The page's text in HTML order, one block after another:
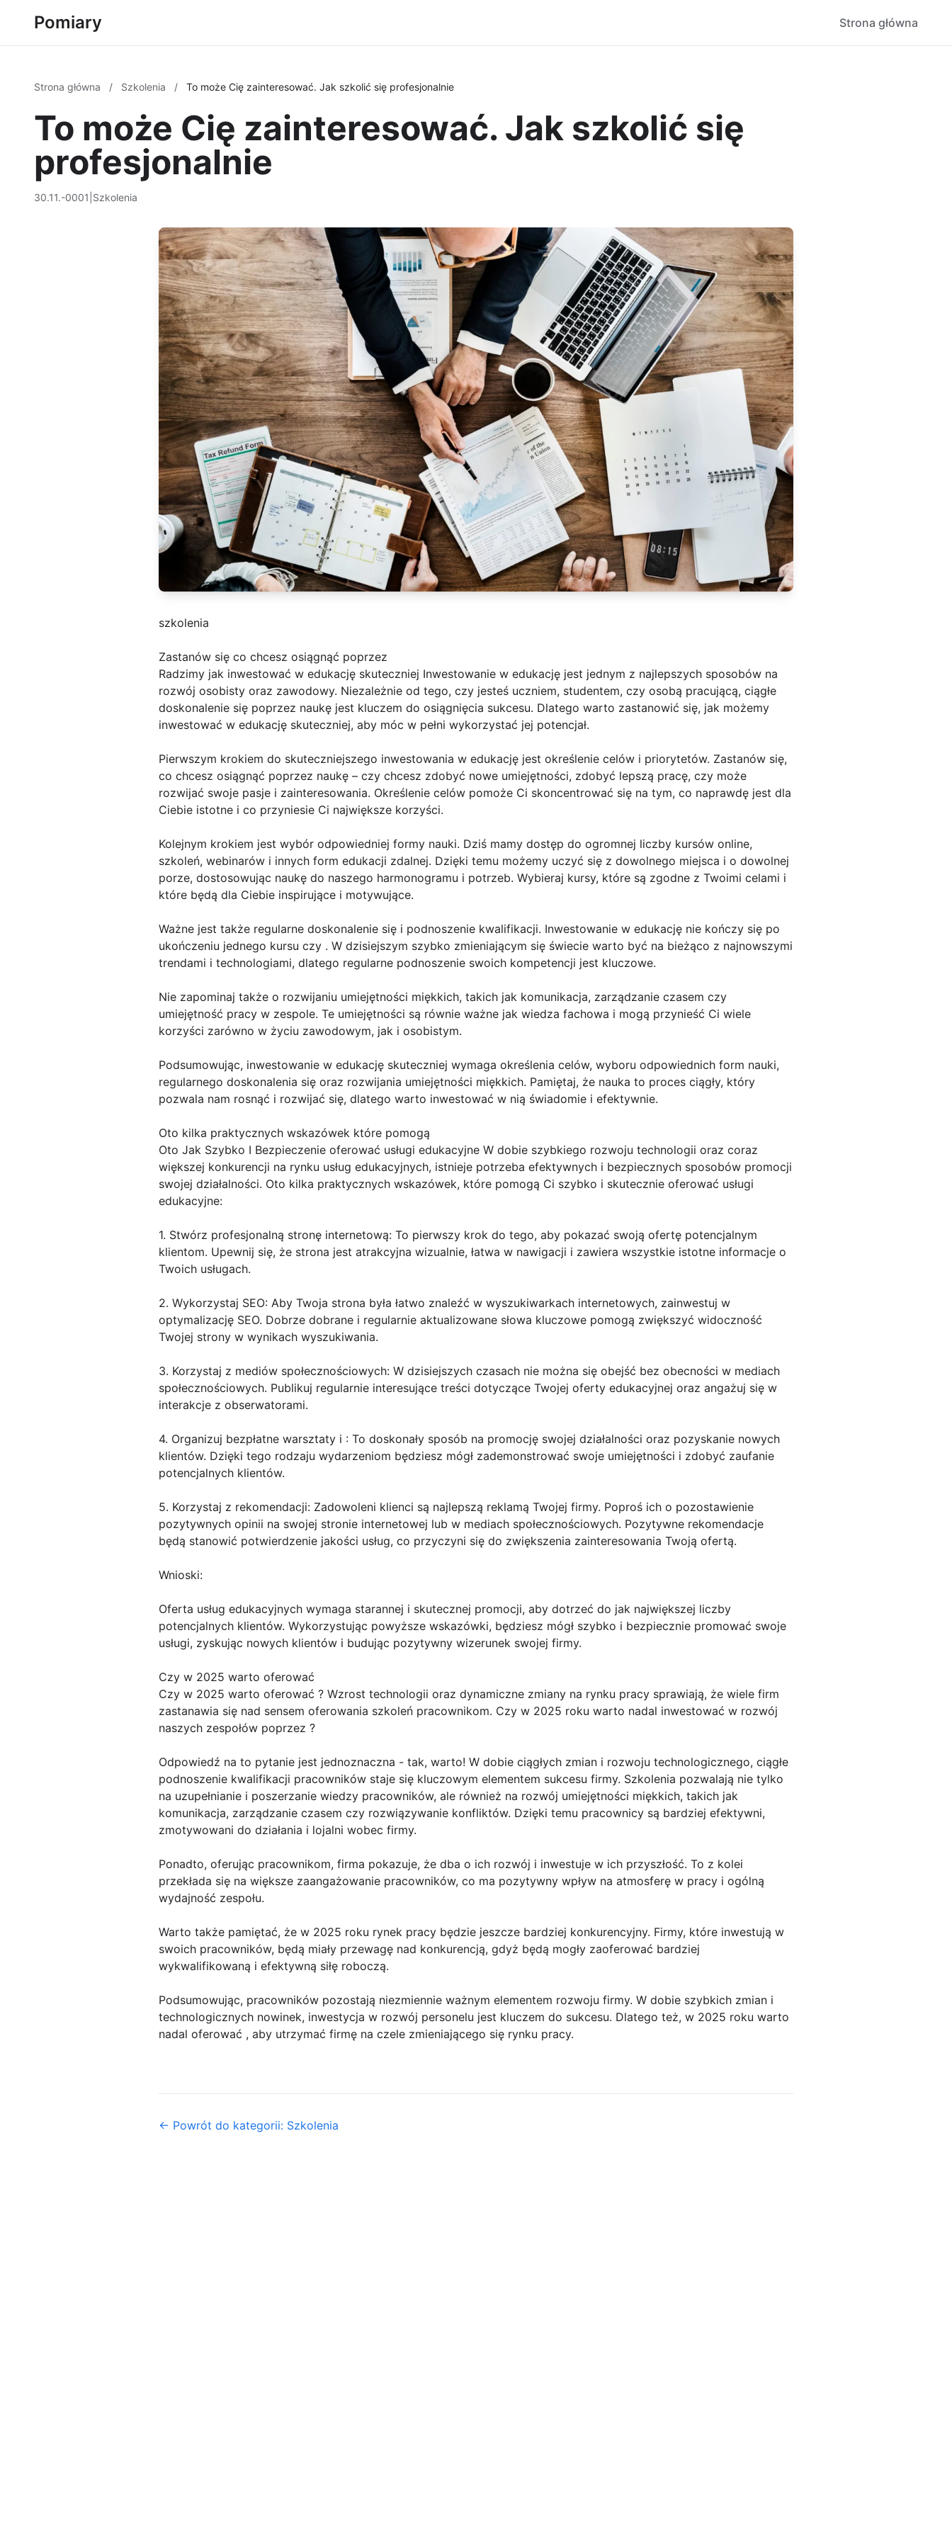
Pomiary Strona główna
Strona główna / Szkolenia / To może Cię zainteresować. Jak szkolić się profesjonalnie
To może Cię zainteresować. Jak szkolić się
profesjonalnie
30.11.-0001 Szkolenia
szkolenia
Zastanów się co chcesz osiągnąć poprzez
Radzimy jak inwestować w edukację skuteczniej Inwestowanie w edukację jest jednym z najlepszych sposobów na
rozwój osobisty oraz zawodowy. Niezależnie od tego, czy jesteś uczniem, studentem, czy osobą pracującą, ciągłe
doskonalenie się poprzez naukę jest kluczem do osiągnięcia sukcesu. Dlatego warto zastanowić się, jak możemy
inwestować w edukację skuteczniej, aby móc w pełni wykorzystać jej potencjał.
Pierwszym krokiem do skuteczniejszego inwestowania w edukację jest określenie celów i priorytetów. Zastanów się,
co chcesz osiągnąć poprzez naukę – czy chcesz zdobyć nowe umiejętności, zdobyć lepszą pracę, czy może
rozwijać swoje pasje i zainteresowania. Określenie celów pomoże Ci skoncentrować się na tym, co naprawdę jest dla
Ciebie istotne i co przyniesie Ci największe korzyści.
Kolejnym krokiem jest wybór odpowiedniej formy nauki. Dziś mamy dostęp do ogromnej liczby kursów online,
szkoleń, webinarów i innych form edukacji zdalnej. Dzięki temu możemy uczyć się z dowolnego miejsca i o dowolnej
porze, dostosowując naukę do naszego harmonogramu i potrzeb. Wybieraj kursy, które są zgodne z Twoimi celami i
które będą dla Ciebie inspirujące i motywujące.
Ważne jest także regularne doskonalenie się i podnoszenie kwalifikacji. Inwestowanie w edukację nie kończy się po
ukończeniu jednego kursu czy . W dzisiejszym szybko zmieniającym się świecie warto być na bieżąco z najnowszymi
trendami i technologiami, dlatego regularne podnoszenie swoich kompetencji jest kluczowe.
Nie zapominaj także o rozwijaniu umiejętności miękkich, takich jak komunikacja, zarządzanie czasem czy
umiejętność pracy w zespole. Te umiejętności są równie ważne jak wiedza fachowa i mogą przynieść Ci wiele
korzyści zarówno w życiu zawodowym, jak i osobistym.
Podsumowując, inwestowanie w edukację skuteczniej wymaga określenia celów, wyboru odpowiednich form nauki,
regularnego doskonalenia się oraz rozwijania umiejętności miękkich. Pamiętaj, że nauka to proces ciągły, który
pozwala nam rosnąć i rozwijać się, dlatego warto inwestować w nią świadomie i efektywnie.
Oto kilka praktycznych wskazówek które pomogą
Oto Jak Szybko I Bezpieczenie oferować usługi edukacyjne W dobie szybkiego rozwoju technologii oraz coraz
większej konkurencji na rynku usług edukacyjnych, istnieje potrzeba efektywnych i bezpiecznych sposobów promocji
swojej działalności. Oto kilka praktycznych wskazówek, które pomogą Ci szybko i skutecznie oferować usługi
edukacyjne:
1. Stwórz profesjonalną stronę internetową: To pierwszy krok do tego, aby pokazać swoją ofertę potencjalnym
klientom. Upewnij się, że strona jest atrakcyjna wizualnie, łatwa w nawigacji i zawiera wszystkie istotne informacje o
Twoich usługach.
2. Wykorzystaj SEO: Aby Twoja strona była łatwo znaleźć w wyszukiwarkach internetowych, zainwestuj w
optymalizację SEO. Dobrze dobrane i regularnie aktualizowane słowa kluczowe pomogą zwiększyć widoczność
Twojej strony w wynikach wyszukiwania.
3. Korzystaj z mediów społecznościowych: W dzisiejszych czasach nie można się obejść bez obecności w mediach
społecznościowych. Publikuj regularnie interesujące treści dotyczące Twojej oferty edukacyjnej oraz angażuj się w
interakcje z obserwatorami.
4. Organizuj bezpłatne warsztaty i : To doskonały sposób na promocję swojej działalności oraz pozyskanie nowych
klientów. Dzięki tego rodzaju wydarzeniom będziesz mógł zademonstrować swoje umiejętności i zdobyć zaufanie
potencjalnych klientów.
5. Korzystaj z rekomendacji: Zadowoleni klienci są najlepszą reklamą Twojej firmy. Poproś ich o pozostawienie
pozytywnych opinii na swojej stronie internetowej lub w mediach społecznościowych. Pozytywne rekomendacje
będą stanowić potwierdzenie jakości usług, co przyczyni się do zwiększenia zainteresowania Twoją ofertą.
Wnioski:
Oferta usług edukacyjnych wymaga starannej i skutecznej promocji, aby dotrzeć do jak największej liczby
potencjalnych klientów. Wykorzystując powyższe wskazówki, będziesz mógł szybko i bezpiecznie promować swoje
usługi, zyskując nowych klientów i budując pozytywny wizerunek swojej firmy.
Czy w 2025 warto oferować
Czy w 2025 warto oferować ? Wzrost technologii oraz dynamiczne zmiany na rynku pracy sprawiają, że wiele firm
zastanawia się nad sensem oferowania szkoleń pracownikom. Czy w 2025 roku warto nadal inwestować w rozwój
naszych zespołów poprzez ?
Odpowiedź na to pytanie jest jednoznaczna - tak, warto! W dobie ciągłych zmian i rozwoju technologicznego, ciągłe
podnoszenie kwalifikacji pracowników staje się kluczowym elementem sukcesu firmy. Szkolenia pozwalają nie tylko
na uzupełnianie i poszerzanie wiedzy pracowników, ale również na rozwój umiejętności miękkich, takich jak
komunikacja, zarządzanie czasem czy rozwiązywanie konfliktów. Dzięki temu pracownicy są bardziej efektywni,
zmotywowani do działania i lojalni wobec firmy.
Ponadto, oferując pracownikom, firma pokazuje, że dba o ich rozwój i inwestuje w ich przyszłość. To z kolei
przekłada się na większe zaangażowanie pracowników, co ma pozytywny wpływ na atmosferę w pracy i ogólną
wydajność zespołu.
Warto także pamiętać, że w 2025 roku rynek pracy będzie jeszcze bardziej konkurencyjny. Firmy, które inwestują w
swoich pracowników, będą miały przewagę nad konkurencją, gdyż będą mogły zaoferować bardziej
wykwalifikowaną i efektywną siłę roboczą.
Podsumowując, pracowników pozostają niezmiennie ważnym elementem rozwoju firmy. W dobie szybkich zmian i
technologicznych nowinek, inwestycja w rozwój personelu jest kluczem do sukcesu. Dlatego też, w 2025 roku warto
nadal oferować , aby utrzymać firmę na czele zmieniającego się rynku pracy.
← Powrót do kategorii: Szkolenia